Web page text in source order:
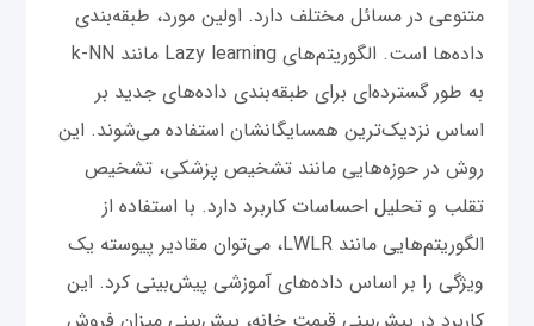
متنوعی در مسائل مختلف دارد. اولین مورد، طبقه‌بندی
داده‌ها است. الگوریتم‌های Lazy learning مانند k-NN
به طور گسترده‌ای برای طبقه‌بندی داده‌های جدید بر
اساس نزدیک‌ترین همسایگانشان استفاده می‌شوند. این
روش در حوزه‌هایی مانند تشخیص پزشکی، تشخیص
تقلب و تحلیل احساسات کاربرد دارد. با استفاده از
الگوریتم‌هایی مانند LWLR، می‌توان مقادیر پیوسته یک
ویژگی را بر اساس داده‌های آموزشی پیش‌بینی کرد. این